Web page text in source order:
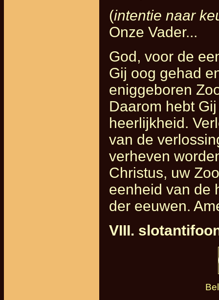
(intentie naar
Onze Vader...
God, voor de
Gij oog gehad
eniggeboren
Daarom hebt
heerlijkheid.
van de
verheven
Christus, uw
eenheid van de
der eeuwen.
VIII.